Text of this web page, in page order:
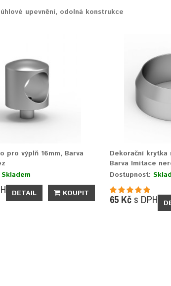
úhlové upevnění, odolná konstrukce
pro výplň 16mm, Barva
Skladem
DETAIL KOUPIT
Dekorační krytka
Barva Imitace
Dostupnost:
65 Kč s DPH